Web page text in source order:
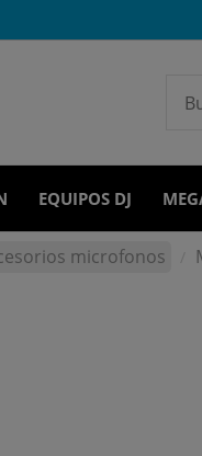
EQUIPOS DJ
microfonos